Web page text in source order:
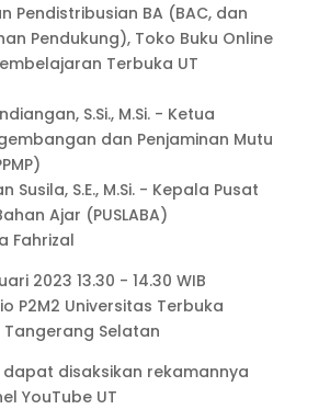
Pendistribusian BA (BAC, dan
Pendukung), Toko Buku Online
Terbuka UT
S.Si., M.Si. - Ketua
dan Penjaminan Mutu
Susila, S.E., M.Si. - Kepala Pusat
Ajar (PUSLABA)
Fahrizal
2023 13.30 - 14.30 WIB
P2M2 Universitas Terbuka
Tangerang Selatan
dapat disaksikan rekamannya
YouTube UT